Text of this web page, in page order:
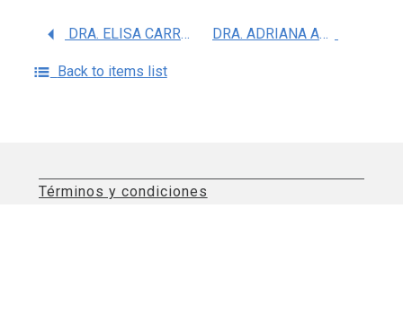
DRA. ELISA CARRILLO FLORES DRA. ADRIANA ACOSTA MONTES DE OCA
Back to items list
Términos y condiciones